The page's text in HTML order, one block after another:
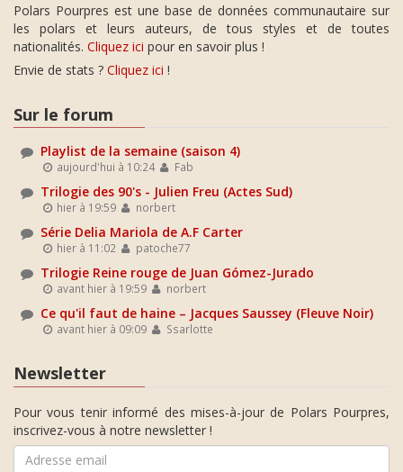
Polars Pourpres est une base de données communautaire sur
les polars et leurs auteurs, de tous styles et de toutes
nationalités. Cliquez ici pour en savoir plus !
Envie de stats ? Cliquez ici !
Sur le forum
Playlist de la semaine (saison 4)
aujourd'hui à 10:24 Fab
Trilogie des 90's - Julien Freu (Actes Sud)
hier à 19:59 norbert
Série Delia Mariola de A.F Carter
hier à 11:02 patoche77
Trilogie Reine rouge de Juan Gómez-Jurado
avant hier à 19:59 norbert
Ce qu'il faut de haine – Jacques Saussey (Fleuve Noir)
avant hier à 09:09 Ssarlotte
Newsletter
Pour vous tenir informé des mises-à-jour de Polars Pourpres,
inscrivez-vous à notre newsletter !